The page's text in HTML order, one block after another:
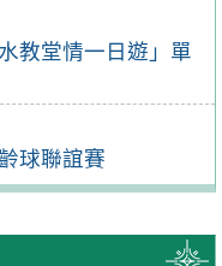
教堂情一日遊」單
球聯誼賽